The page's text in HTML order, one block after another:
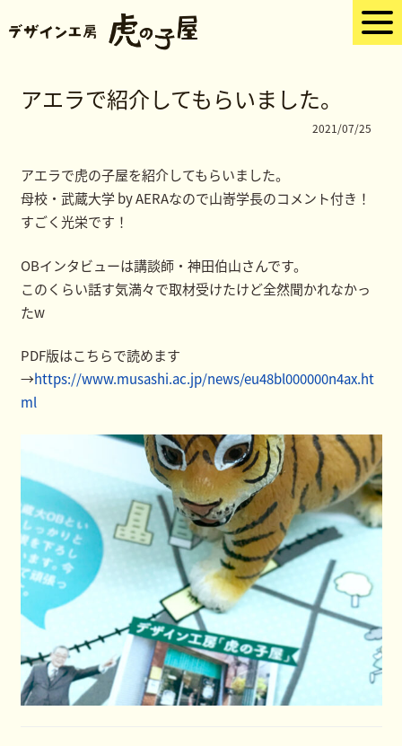
アエラで紹介してもらいました。
2021/07/25
アエラで虎の子屋を紹介してもらいました。
母校・武蔵大学 by AERAなので山嵜学長のコメント付き！
すごく光栄です！
OBインタビューは講談師・神田伯山さんです。
このくらい話す気満々で取材受けたけど全然聞かれなかっ
たw
PDF版はこちらで読めます
→https://www.musashi.ac.jp/news/eu48bl000000n4ax.ht
ml